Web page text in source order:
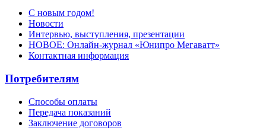
С новым годом!
Новости
Интервью, выступления, презентации
НОВОЕ: Онлайн-журнал «Юнипро Мегаватт»
Контактная информация
Потребителям
Способы оплаты
Передача показаний
Заключение договоров